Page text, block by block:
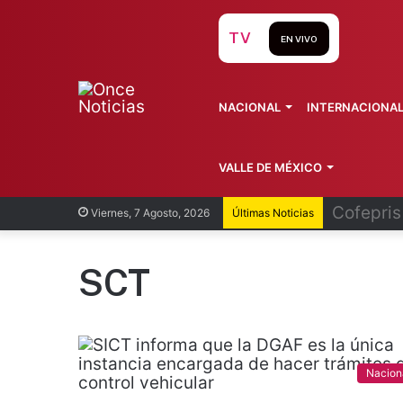
Viernes, 7 Agosto, 2026 Últimas Noticias
TV EN VIVO
NACIONAL INTERNACIONAL
VALLE DE MÉXICO
SCT